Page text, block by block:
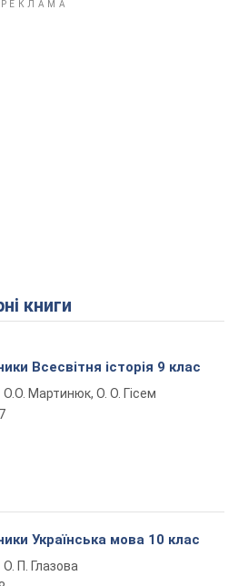
книги
Всесвітня історія 9 клас
О.О. Мартинюк, О. О. Гісем
Українська мова 10 клас
О. П. Глазова